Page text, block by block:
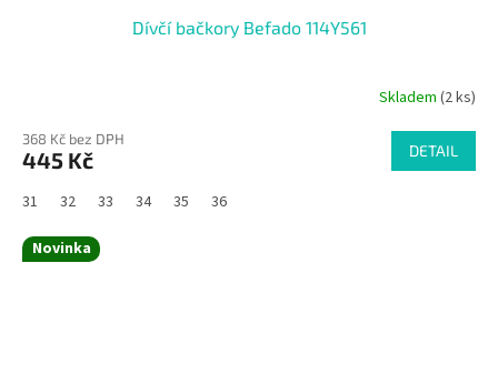
Dívčí bačkory Befado 114Y561
Skladem (2 ks)
368 Kč bez DPH
445 Kč DETAIL
31 32 33 34 35 36
Novinka